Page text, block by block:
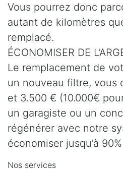
Vous pourrez donc
autant de kilomètres
remplacé.
ÉCONOMISER DE
Le remplacement de
un nouveau filtre, vous
et 3.500 € (10.000€
un garagiste ou un
régénérer avec notre
économiser jusqu’à
Nos services